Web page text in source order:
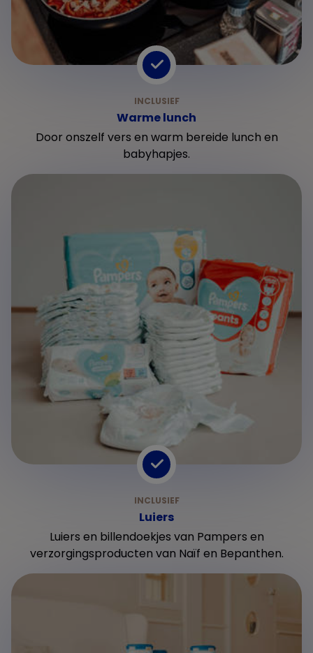
Warme lunch
Door onszelf vers en warm bereide lunch en
babyhapjes.
Luiers
Luiers en billendoekjes van Pampers en
verzorgingsproducten van Naïf en Bepanthen.